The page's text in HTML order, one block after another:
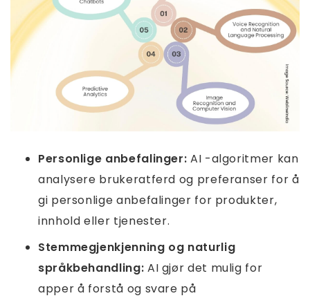
Personlige anbefalinger: AI -algoritmer kan
analysere brukeratferd og preferanser for å
gi personlige anbefalinger for produkter,
innhold eller tjenester.
Stemmegjenkjenning og naturlig
språkbehandling: AI gjør det mulig for
apper å forstå og svare på